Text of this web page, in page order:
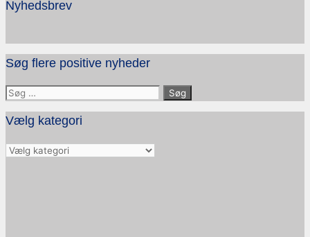
Nyhedsbrev
Søg flere positive nyheder
Søg
efter:
Vælg kategori
Vælg